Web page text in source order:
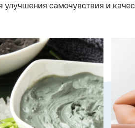
самочувствия и